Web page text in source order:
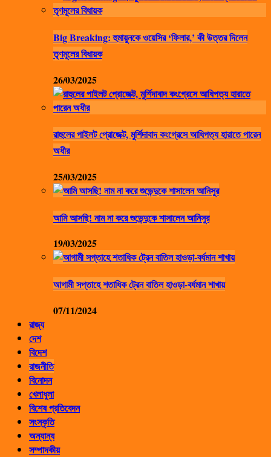
Big Breaking: হুমায়ুনকে ওয়েসির ‘ফিলার,’ কী উত্তর দিলেন
তৃণমূলের বিধায়ক
26/03/2025
রাহুলের পাইলট প্রোজেক্ট, মুর্শিদাবাদ কংগ্রেসে আধিপত্য হারাতে পারেন
অধীর
25/03/2025
আমি আসছি! নাম না করে শুভেন্দুকে শাসালেন আনিসুর
19/03/2025
আগামী সপ্তাহে শতাধিক ট্রেন বাতিল হাওড়া-বর্ধমান শাখায়
07/11/2024
রাজ্য
দেশ
বিদেশ
রাজনীতি
বিনোদন
খেলাধুলা
বিশেষ প্রতিবেদন
সংস্কৃতি
অন্যান্য
সম্পাদকীয়